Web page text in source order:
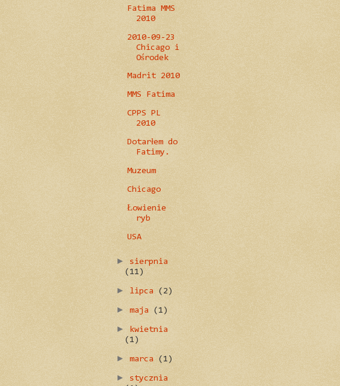
Fatima MMS
2010
2010-09-23
Chicago i
Ośrodek
Madrit 2010
MMS Fatima
CPPS PL
2010
Dotarłem do
Fatimy.
Muzeum
Chicago
Łowienie
ryb
USA
►
sierpnia
(11)
► lipca (2)
► maja (1)
►
kwietnia
(1)
► marca (1)
►
stycznia